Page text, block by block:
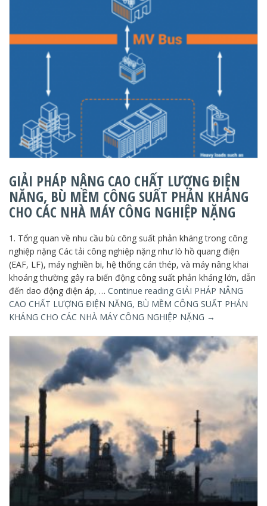
GIẢI PHÁP NÂNG CAO CHẤT LƯỢNG ĐIỆN
NĂNG, BÙ MỀM CÔNG SUẤT PHẢN KHÁNG
CHO CÁC NHÀ MÁY CÔNG NGHIỆP NẶNG
1. Tổng quan về nhu cầu bù công suất phản kháng trong công
nghiệp nặng Các tải công nghiệp nặng như lò hồ quang điện
(EAF, LF), máy nghiền bi, hệ thống cán thép, và máy nâng khai
khoáng thường gây ra biến động công suất phản kháng lớn, dẫn
đến dao động điện áp, … Continue reading GIẢI PHÁP NÂNG
CAO CHẤT LƯỢNG ĐIỆN NĂNG, BÙ MỀM CÔNG SUẤT PHẢN
KHÁNG CHO CÁC NHÀ MÁY CÔNG NGHIỆP NẶNG →